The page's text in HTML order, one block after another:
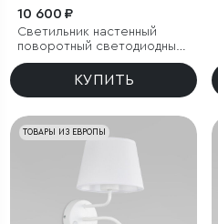
10 600 ₽
Светильник настенный
поворотный светодиодный
Luar 900 черный жемчуг
КУПИТЬ
ТОВАРЫ ИЗ ЕВРОПЫ